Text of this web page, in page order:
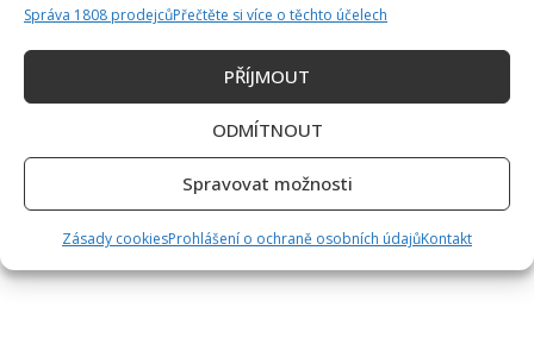
Správa 1808 prodejcůPřečtěte si více o těchto účelech
PŘÍJMOUT
ODMÍTNOUT
Spravovat možnosti
Zásady cookiesProhlášení o ochraně osobních údajůKontakt